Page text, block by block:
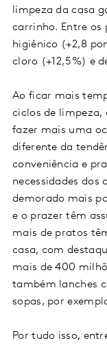
limpeza da casa
carrinho. Entre os
higiênico (+2,8
cloro (+12,5%) e
Ao ficar mais
ciclos de limpeza,
fazer mais uma
diferente da
conveniência e
necessidades dos
demorado mais
e o prazer têm
mais de pratos
casa, com
mais de 400
também lanches
sopas, por
Por tudo isso,